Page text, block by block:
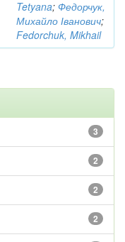
Tetyana; Федорчук,
Михайло Іванович;
Fedorchuk, Mikhail
3
2
2
2